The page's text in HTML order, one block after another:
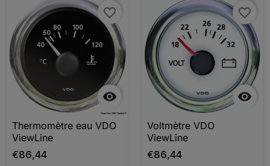

favorite_border
Thermomètre eau VDO
ViewLine
€86,44

favorite_border
Voltmètre VDO
ViewLine
€86,44